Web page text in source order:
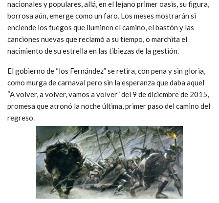
nacionales y populares, allá, en el lejano primer oasis, su figura,
borrosa aún, emerge como un faro. Los meses mostrarán si
enciende los fuegos que iluminen el camino, el bastón y las
canciones nuevas que reclamó a su tiempo, o marchita el
nacimiento de su estrella en las tibiezas de la gestión.
El gobierno de “los Fernández” se retira, con pena y sin gloria,
como murga de carnaval pero sin la esperanza que daba aquel
“A volver, a volver, vamos a volver” del 9 de diciembre de 2015,
promesa que atronó la noche última, primer paso del camino del
regreso.